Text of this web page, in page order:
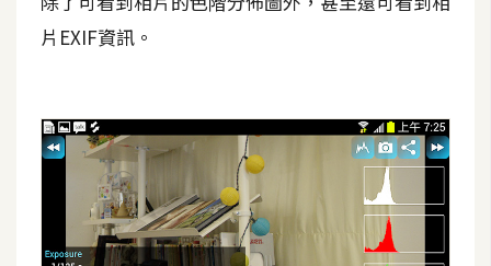
片EXIF資訊。